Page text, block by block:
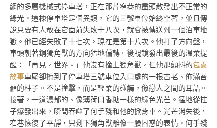
網的多層機械式停車塔，正在那片窄巷的盡頭散發出不正常的
綠光。這棟停車塔是個異類，它的三號車位始終空著，並且傳
說只要有人敢在它面前失敗十八次，就會被傳送到一個泊車地
獄。他已經失敗了十七次。現在是第十八次。他打了方向盤，
車頭朝著銅獨角獸的方向猛地偏轉。後視鏡發出最後的溫柔提
醒：「再見，世界。」他沒有撞上獨角獸，但他那顫抖的包養
故事車尾卻擦到了停車塔三號車位入口處的一根古老、佈滿苔
蘚的柱子。不是撞擊，而是輕柔的碰觸，像戀人之間的耳語。
接著，一道濃郁的、像薄荷口香糖一樣的綠色光芒。猛地從柱
子爆發出來，瞬間吞噬了何手殘和他的掀背車。光芒消失後，
窄巷恢復了平靜，只剩下獨角獸雕像一臉困惑的表情。何手殘